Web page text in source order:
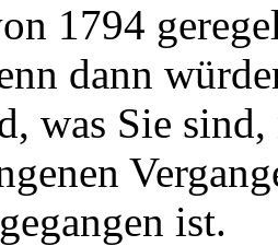
1794
dann
was Sie
ist.